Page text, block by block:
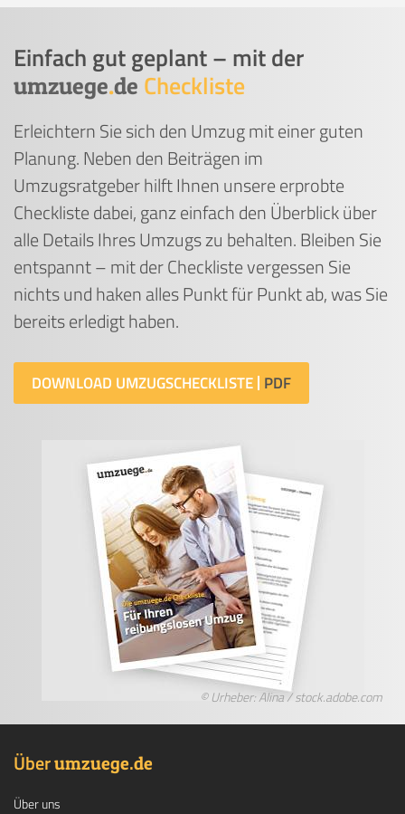
Einfach gut geplant – mit der
umzuege.de Checkliste
Erleichtern Sie sich den Umzug mit einer guten
Planung. Neben den Beiträgen im
Umzugsratgeber hilft Ihnen unsere erprobte
Checkliste dabei, ganz einfach den Überblick über
alle Details Ihres Umzugs zu behalten. Bleiben Sie
entspannt – mit der Checkliste vergessen Sie
nichts und haken alles Punkt für Punkt ab, was Sie
bereits erledigt haben.
DOWNLOAD UMZUGSCHECKLISTE
© Urheber: Alina / stock.adobe.com
Überumzuege.de
Über uns